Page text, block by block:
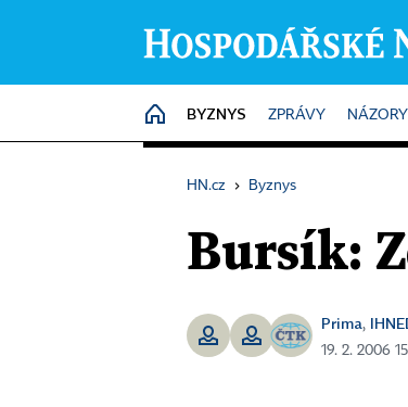
HOME
BYZNYS ZPRÁVY NÁZORY
HN.cz › Byznys
Bursík:
Prima,
19. 2. 2006